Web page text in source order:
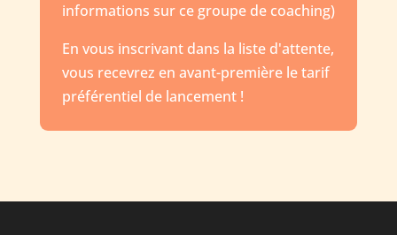
informations sur ce groupe de coaching)
En vous inscrivant dans la liste d'attente,
vous recevrez en avant-première le tarif
préférentiel de lancement !